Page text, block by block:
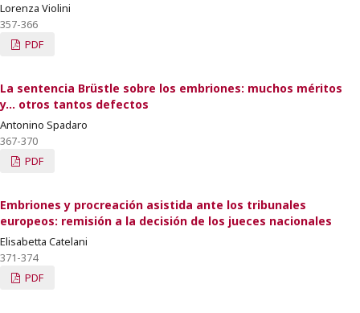
Lorenza Violini
357-366
PDF
La sentencia Brüstle sobre los embriones: muchos méritos
y… otros tantos defectos
Antonino Spadaro
367-370
PDF
Embriones y procreación asistida ante los tribunales
europeos: remisión a la decisión de los jueces nacionales
Elisabetta Catelani
371-374
PDF